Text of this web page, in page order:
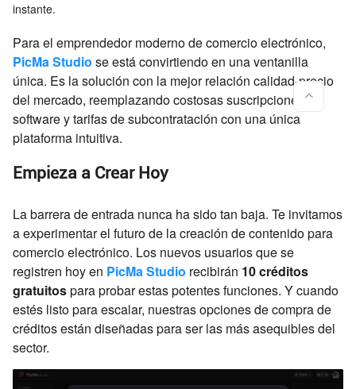
instante.
Para el emprendedor moderno de comercio electrónico,
PicMa Studio se está convirtiendo en una ventanilla
única. Es la solución con la mejor relación calidad-precio
del mercado, reemplazando costosas suscripciones de
software y tarifas de subcontratación con una única
plataforma intuitiva.
Empieza a Crear Hoy
La barrera de entrada nunca ha sido tan baja. Te invitamos
a experimentar el futuro de la creación de contenido para
comercio electrónico. Los nuevos usuarios que se
registren hoy en PicMa Studio recibirán 10 créditos
gratuitospara probar estas potentes funciones. Y cuando
estés listo para escalar, nuestras opciones de compra de
créditos están diseñadas para ser las más asequibles del
sector.